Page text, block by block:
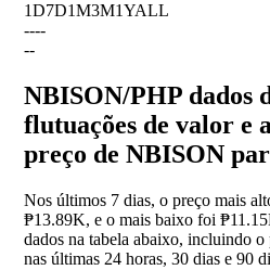
1D7D1M3M1YALL
----
--
NBISON/PHP dados
flutuações de valor e
preço de NBISON
Nos últimos 7 dias, o preço mais
₱13.89K, e o mais baixo foi
dados na tabela abaixo, incluindo
nas últimas 24 horas, 30 dias e 90